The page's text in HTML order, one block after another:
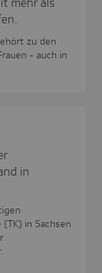
zu den
- auch in
in
in Sachsen